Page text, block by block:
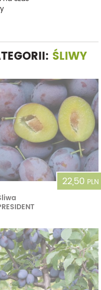
ŚLIWY
22,50 PLN